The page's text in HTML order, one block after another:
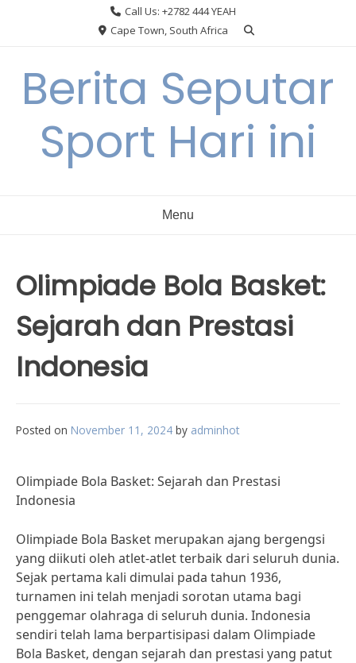
Call Us: +2782 444 YEAH
Cape Town, South Africa
Berita Seputar
Sport Hari ini
Menu
Olimpiade Bola Basket:
Sejarah dan Prestasi
Indonesia
Posted on November 11, 2024 by adminhot
Olimpiade Bola Basket: Sejarah dan Prestasi
Indonesia
Olimpiade Bola Basket merupakan ajang bergengsi
yang diikuti oleh atlet-atlet terbaik dari seluruh dunia.
Sejak pertama kali dimulai pada tahun 1936,
turnamen ini telah menjadi sorotan utama bagi
penggemar olahraga di seluruh dunia. Indonesia
sendiri telah lama berpartisipasi dalam Olimpiade
Bola Basket, dengan sejarah dan prestasi yang patut